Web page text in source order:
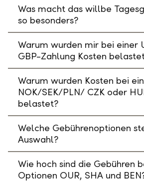
Was macht das willbe
so besonders?
Warum wurden mir bei einer
GBP-Zahlung Kosten
Warum wurden Kosten bei
NOK/SEK/PLN/ CZK oder
belastet?
Welche Gebührenoptionen
Auswahl?
Wie hoch sind die Gebühren
Optionen OUR, SHA und